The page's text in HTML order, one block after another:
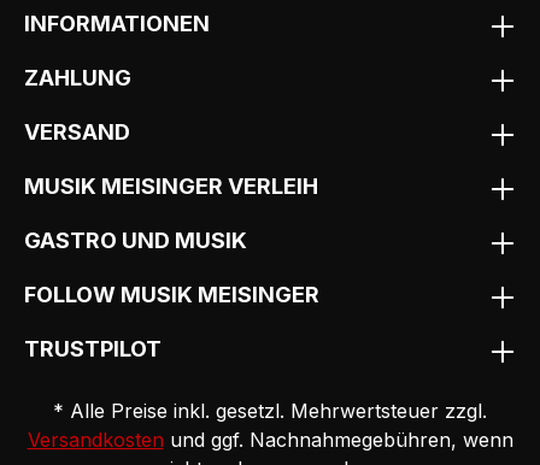
INFORMATIONEN
ZAHLUNG
VERSAND
MUSIK MEISINGER VERLEIH
GASTRO UND MUSIK
FOLLOW MUSIK MEISINGER
TRUSTPILOT
* Alle Preise inkl. gesetzl. Mehrwertsteuer zzgl.
Versandkosten und ggf. Nachnahmegebühren, wenn